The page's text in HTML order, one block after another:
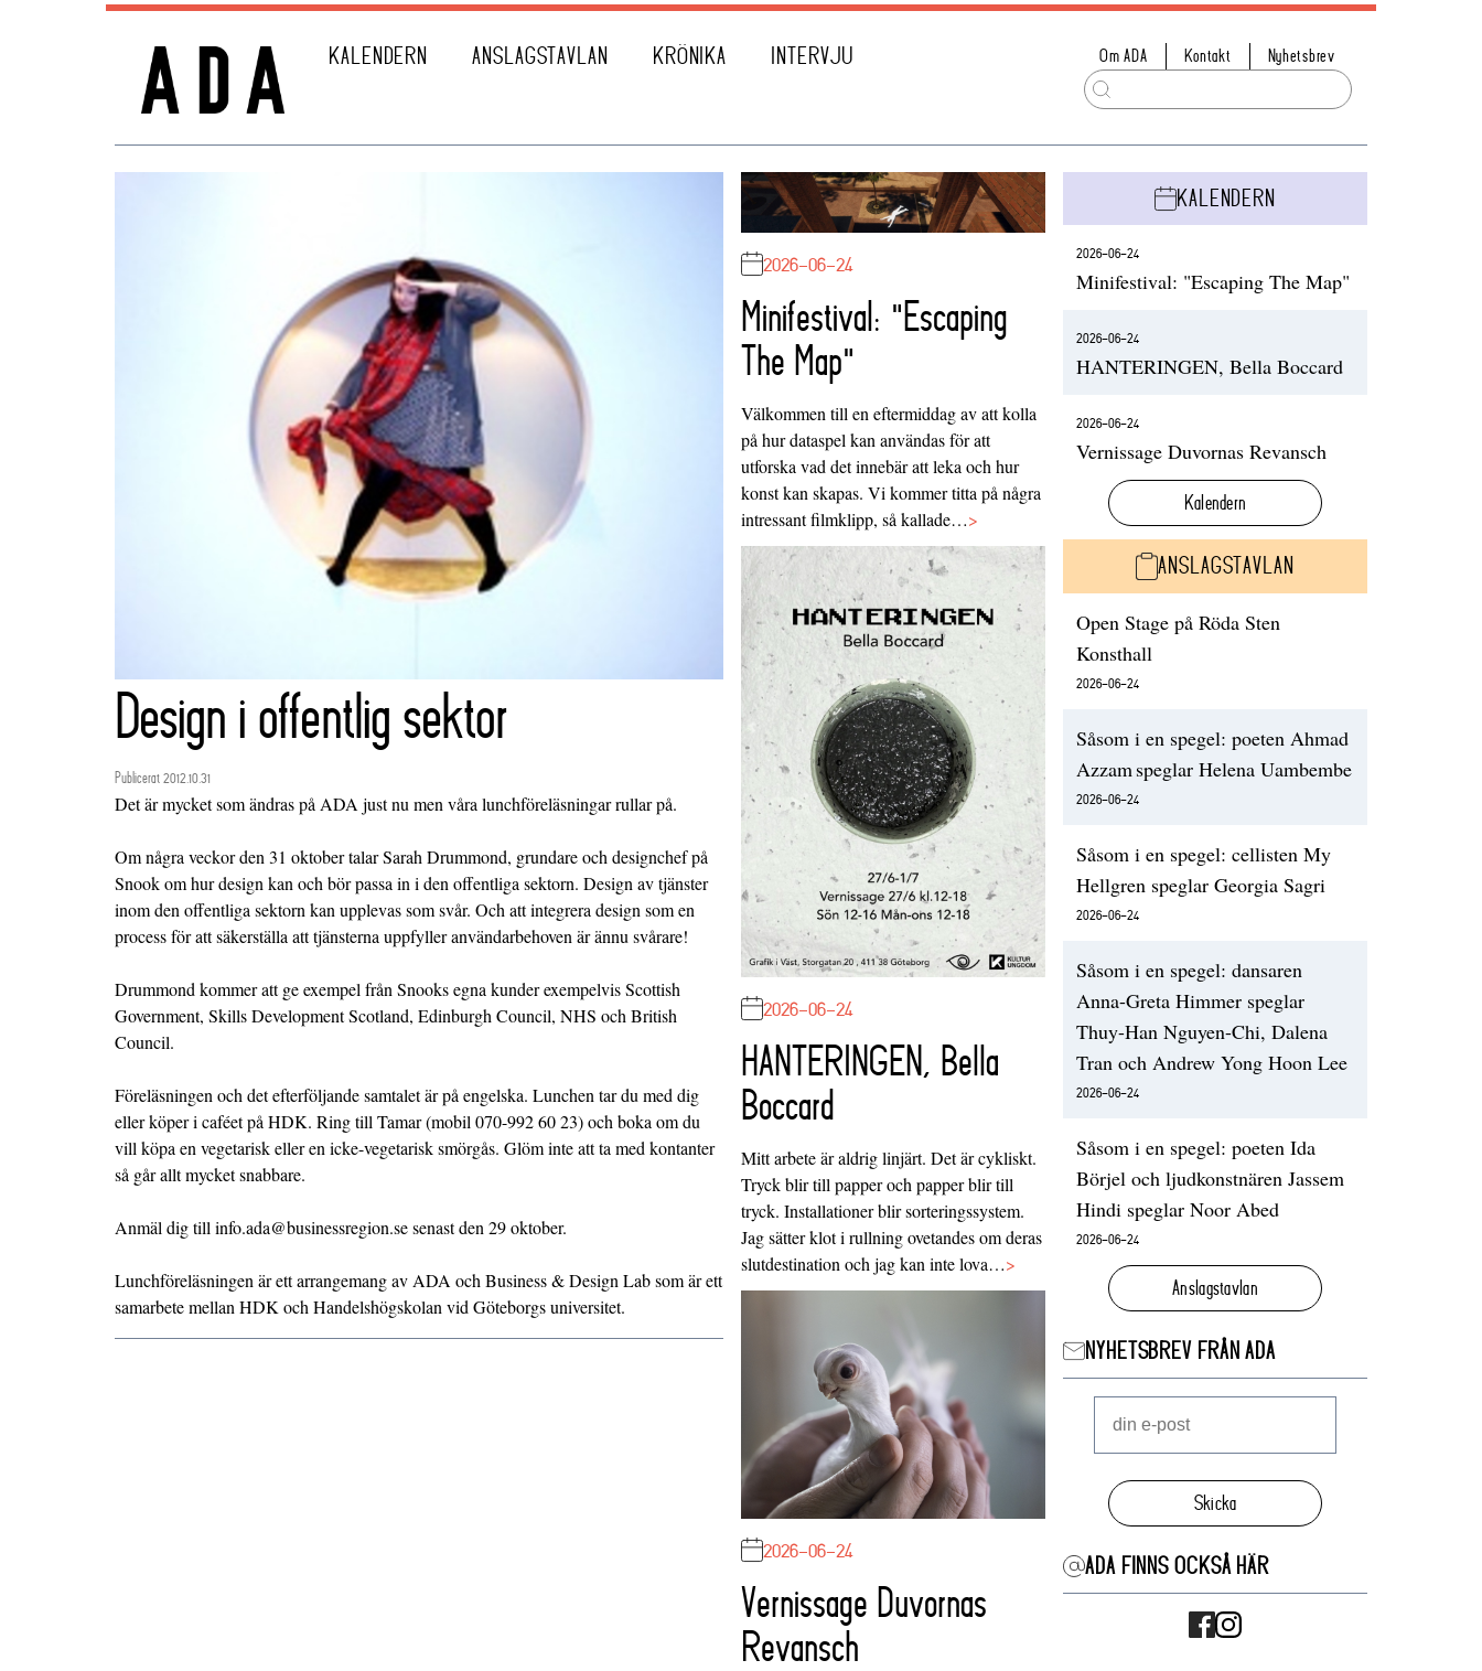
KALENDERN ANSLAGSTAVLAN KRÖNIKA INTERVJU Om ADA Kontakt Nyhetsbrev
Design i offentlig sektor
Publicerat 2012.10.31
Det är mycket som ändras på ADA just nu men våra lunchföreläsningar rullar på.
Om några veckor den 31 oktober talar Sarah Drummond, grundare och designchef på
Snook om hur design kan och bör passa in i den offentliga sektorn. Design av tjänster
inom den offentliga sektorn kan upplevas som svår. Och att integrera design som en
process för att säkerställa att tjänsterna uppfyller användarbehoven är ännu svårare!
Drummond kommer att ge exempel från Snooks egna kunder exempelvis Scottish
Government, Skills Development Scotland, Edinburgh Council, NHS och British
Council.
Föreläsningen och det efterföljande samtalet är på engelska. Lunchen tar du med dig
eller köper i caféet på HDK. Ring till Tamar (mobil 070-992 60 23) och boka om du
vill köpa en vegetarisk eller en icke-vegetarisk smörgås. Glöm inte att ta med kontanter
så går allt mycket snabbare.
Anmäl dig till info.ada@businessregion.se senast den 29 oktober.
Lunchföreläsningen är ett arrangemang av ADA och Business & Design Lab som är ett
samarbete mellan HDK och Handelshögskolan vid Göteborgs universitet.
2026-06-24
Minifestival: "Escaping
The Map"
Välkommen till en eftermiddag av att kolla
på hur dataspel kan användas för att
utforska vad det innebär att leka och hur
konst kan skapas. Vi kommer titta på några
intressant filmklipp, så kallade…>
2026-06-24
HANTERINGEN, Bella
Boccard
Mitt arbete är aldrig linjärt. Det är cykliskt.
Tryck blir till papper och papper blir till
tryck. Installationer blir sorteringssystem.
Jag sätter klot i rullning ovetandes om deras
slutdestination och jag kan inte lova…>
2026-06-24
Vernissage Duvornas
Revansch
KALENDERN
2026-06-24
Minifestival: "Escaping The Map"
2026-06-24
HANTERINGEN, Bella Boccard
2026-06-24
Vernissage Duvornas Revansch
Kalendern
ANSLAGSTAVLAN
Open Stage på Röda Sten
Konsthall
2026-06-24
Såsom i en spegel: poeten Ahmad
Azzam speglar Helena Uambembe
2026-06-24
Såsom i en spegel: cellisten My
Hellgren speglar Georgia Sagri
2026-06-24
Såsom i en spegel: dansaren
Anna-Greta Himmer speglar
Thuy-Han Nguyen-Chi, Dalena
Tran och Andrew Yong Hoon Lee
2026-06-24
Såsom i en spegel: poeten Ida
Börjel och ljudkonstnären Jassem
Hindi speglar Noor Abed
2026-06-24
Anslagstavlan
NYHETSBREV FRÅN ADA
Skicka
ADA FINNS OCKSÅ HÄR